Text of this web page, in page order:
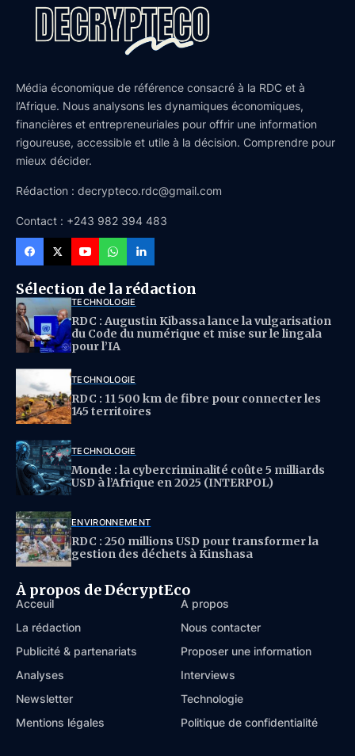
Média économique de référence consacré à la RDC et à
l’Afrique. Nous analysons les dynamiques économiques,
financières et entrepreneuriales pour offrir une information
rigoureuse, accessible et utile à la décision. Comprendre pour
mieux décider.
Rédaction : decrypteco.rdc@gmail.com
Contact : +243 982 394 483
Sélection de la rédaction
TECHNOLOGIE
RDC : Augustin Kibassa lance la vulgarisation
du Code du numérique et mise sur le lingala
pour l’IA
TECHNOLOGIE
RDC : 11 500 km de fibre pour connecter les
145 territoires
TECHNOLOGIE
Monde : la cybercriminalité coûte 5 milliards
USD à l’Afrique en 2025 (INTERPOL)
ENVIRONNEMENT
RDC : 250 millions USD pour transformer la
gestion des déchets à Kinshasa
À propos de DécryptEco
Acceuil
À propos
La rédaction
Nous contacter
Publicité & partenariats
Proposer une information
Analyses
Interviews
Newsletter
Technologie
Mentions légales
Politique de confidentialité